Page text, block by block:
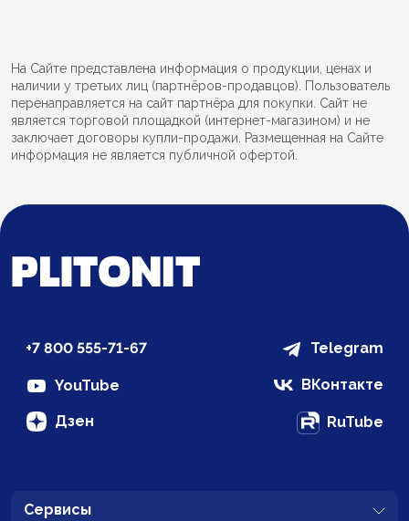
На Сайте представлена информация о продукции, ценах и
наличии у третьих лиц (партнёров-продавцов). Пользователь
перенаправляется на сайт партнёра для покупки. Сайт не
является торговой площадкой (интернет-магазином) и не
заключает договоры купли-продажи. Размещенная на Сайте
информация не является публичной офертой.
+7 800 555-71-67 Telegram
YouTube ВКонтакте
Дзен RuTube
Сервисы